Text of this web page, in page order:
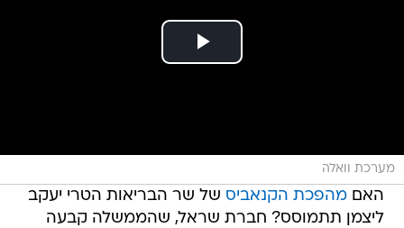
מערכת וואלה
האםמהפכת הקנאביס של שר הבריאות הטרי יעקב
ליצמן תתמוסס? חברת שראל, שהממשלה קבעה